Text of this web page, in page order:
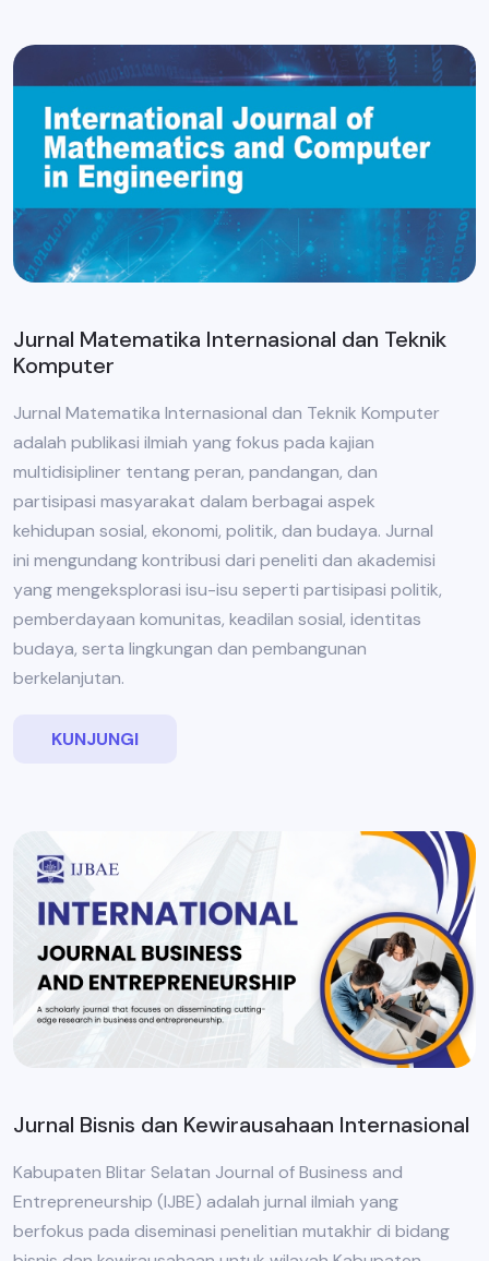
Jurnal Matematika Internasional dan Teknik
Komputer
Jurnal Matematika Internasional dan Teknik Komputer
adalah publikasi ilmiah yang fokus pada kajian
multidisipliner tentang peran, pandangan, dan
partisipasi masyarakat dalam berbagai aspek
kehidupan sosial, ekonomi, politik, dan budaya. Jurnal
ini mengundang kontribusi dari peneliti dan akademisi
yang mengeksplorasi isu-isu seperti partisipasi politik,
pemberdayaan komunitas, keadilan sosial, identitas
budaya, serta lingkungan dan pembangunan
berkelanjutan.
KUNJUNGI
Jurnal Bisnis dan Kewirausahaan Internasional
Kabupaten Blitar Selatan Journal of Business and
Entrepreneurship (IJBE) adalah jurnal ilmiah yang
berfokus pada diseminasi penelitian mutakhir di bidang